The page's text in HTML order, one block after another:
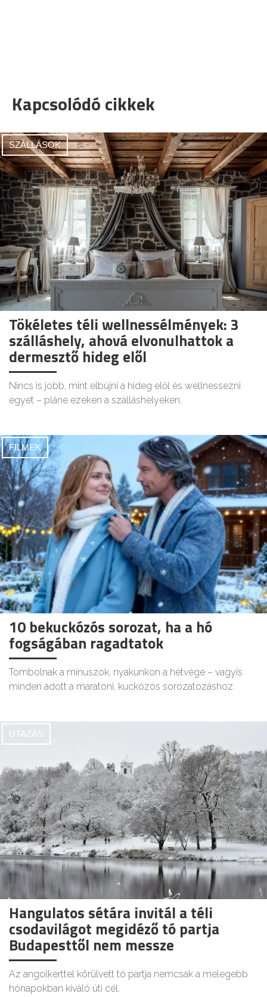
Kapcsolódó cikkek
SZÁLLÁSOK
Tökéletes téli wellnessélmények: 3
szálláshely, ahová elvonulhattok a
dermesztő hideg elől
Nincs is jobb, mint elbújni a hideg elől és wellnessezni
egyet – pláne ezeken a szálláshelyeken.
FILMEK
10 bekuckózós sorozat, ha a hó
fogságában ragadtatok
Tombolnak a mínuszok, nyakunkon a hétvége – vagyis
minden adott a maratoni, kuckózós sorozatozáshoz.
UTAZÁS
Hangulatos sétára invitál a téli
csodavilágot megidéző tó partja
Budapesttől nem messze
Az angolkerttel körülvett tó partja nemcsak a melegebb
hónapokban kiváló úti cél.